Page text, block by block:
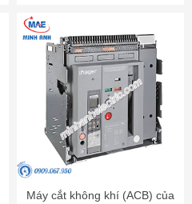
Máy cắt không khí (ACB) của